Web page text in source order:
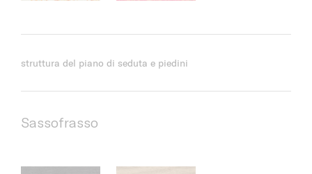
struttura del piano di seduta e piedini
Sassofrasso